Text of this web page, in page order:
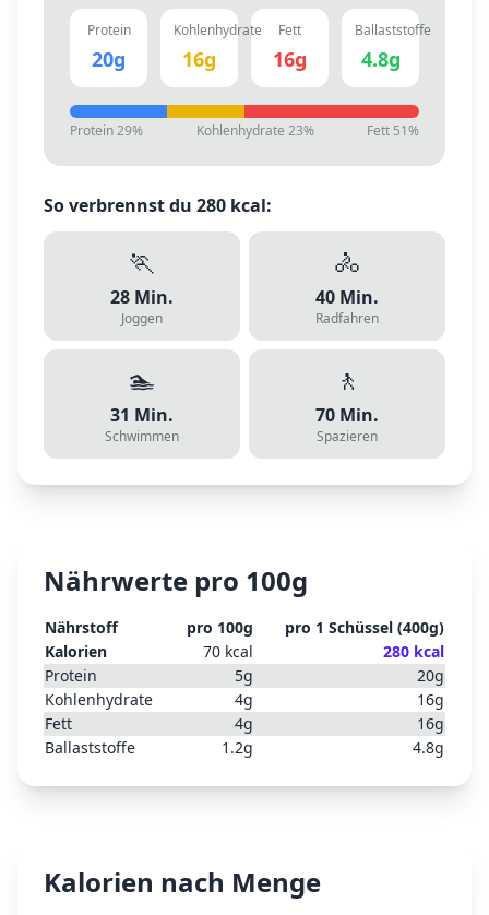
Protein
20g
Kohlenhydrate
16g
Fett
16g
Ballaststoffe
4.8g
Protein29% Kohlenhydrate 23% Fett 51%
So verbrennst du 280 kcal:
🏃
28 Min.
Joggen
🚴
40 Min.
Radfahren
🏊
31 Min.
Schwimmen
🚶
70 Min.
Spazieren
Nährwerte pro 100g
Nährstoff pro 100g pro 1 Schüssel (400g)
Kalorien
70 kcal 280 kcal
Protein
5g 20g
Kohlenhydrate
4g 16g
Fett
4g 16g
Ballaststoffe
1.2g 4.8g
Kalorien nach Menge